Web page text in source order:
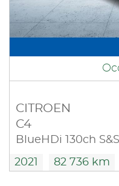
CITROEN
C4
BlueHDi 130ch
2021 82 736 km